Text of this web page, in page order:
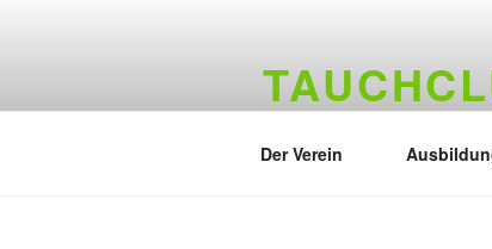
Der Verein